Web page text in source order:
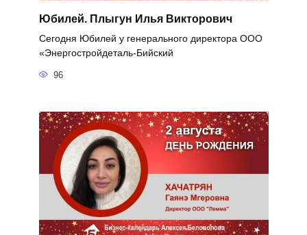
Юбилей. Плыгун Илья Викторович
Сегодня Юбилей у генерального директора ООО
«Энергостройдеталь-Бийский
96